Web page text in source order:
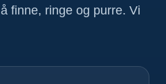
finne, ringe og purre. Vi